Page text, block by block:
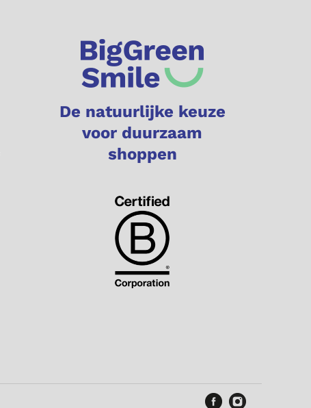
De natuurlijke keuze
voor duurzaam
shoppen